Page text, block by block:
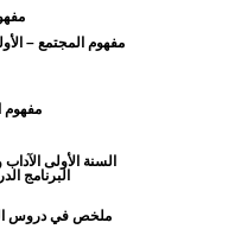
مفهوم المجتمع –
مفهوم
السنة الأولى الآداب
البرنامج